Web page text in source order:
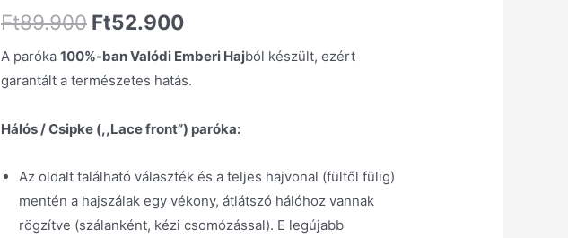
Ft89.900 Ft52.900
A paróka 100%-ban Valódi Emberi Hajból készült, ezért
garantált a természetes hatás.
Hálós / Csipke (,,Lace front”) paróka:
Az oldalt található választék és a teljes hajvonal (fültől fülig)
mentén a hajszálak egy vékony, átlátszó hálóhoz vannak
rögzítve (szálanként, kézi csomózással). E legújabb